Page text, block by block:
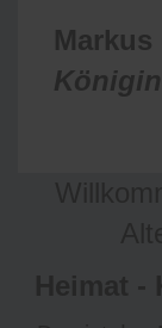
Markus
Königin